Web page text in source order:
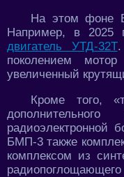
На этом фоне
Например, в 2025
двигатель УТД-32Т.
поколением
увеличенный
Кроме того,
радиоэлектронной
БМП-3 также
комплексом из
радиопоглощающего